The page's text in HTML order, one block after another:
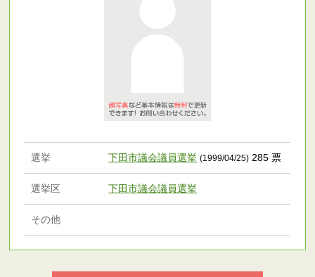
選挙 下田市議会議員選挙 (1999/04/25) 285 票
選挙区 下田市議会議員選挙
その他